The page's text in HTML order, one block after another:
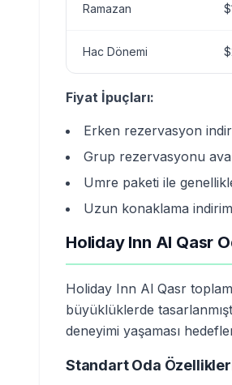
Ramazan
Hac Dönemi
Fiyat İpuçları:
Erken rezervasyon
Grup rezervasyonu
Umre paketi ile
Uzun konaklama
Holiday Inn Al Qasr
Holiday Inn Al Qasr
büyüklüklerde
deneyimi yaşaması
Standart Oda